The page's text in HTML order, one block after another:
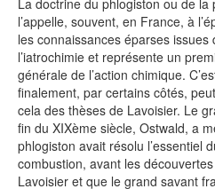
La doctrine du phlogiston ou de la
l’appelle, souvent, en France, à
les connaissances éparses issues
l’iatrochimie et représente un
générale de l’action chimique.
finalement, par certains côtés,
cela des thèses de Lavoisier. Le
fin du XIXème siècle, Ostwald, a
phlogiston avait résolu l’essentiel
combustion, avant les
Lavoisier et que le grand savant